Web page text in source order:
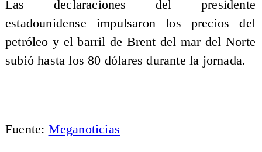
Las declaraciones del presidente
estadounidense impulsaron los precios del
petróleo y el barril de Brent del mar del Norte
subió hasta los 80 dólares durante la jornada.
Fuente: Meganoticias